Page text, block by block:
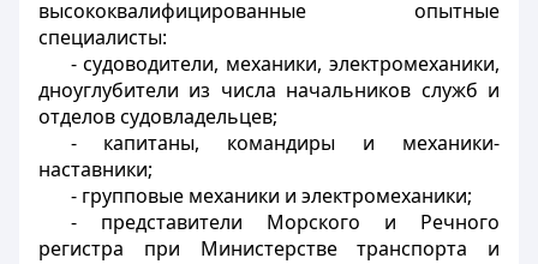
высококвалифицированные опытные
специалисты:
- судоводители, механики, электромеханики,
дноуглубители из числа начальников служб и
отделов судовладельцев;
- капитаны, командиры и механики-
наставники;
- групповые механики и электромеханики;
- представители Морского и Речного
регистра при Министерстве транспорта и